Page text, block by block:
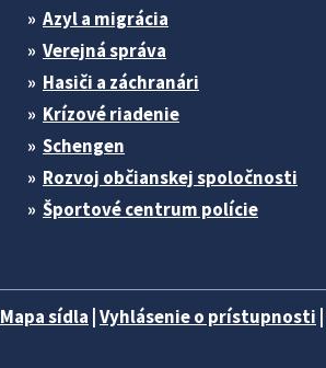
Azyl a migrácia
Verejná správa
Hasiči a záchranári
Krízové riadenie
Schengen
Rozvoj občianskej spoločnosti
Športové centrum polície
Mapa sídla Vyhlásenie o prístupnosti